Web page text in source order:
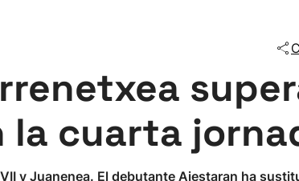
la cuarta
y Juanenea. El debutante Aiestaran ha